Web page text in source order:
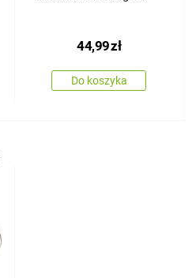
44,99zł
Do koszyka